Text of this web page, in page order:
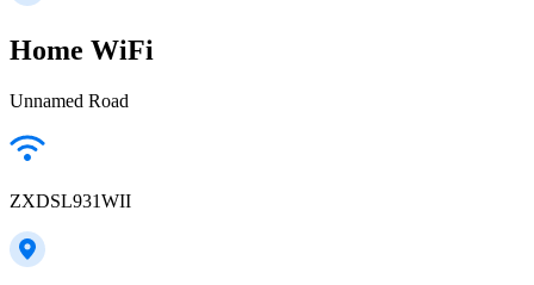
Home WiFi
Unnamed Road
ZXDSL931WII